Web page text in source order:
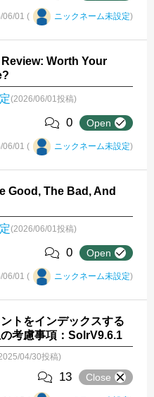
06/01 ( ニックネーム未設定)
Worth Your
(2026/06/01投稿)
0 Open
06/01 ( ニックネーム未設定)
Good, The Bad, And
(2026/06/01投稿)
0 Open
06/01 ( ニックネーム未設定)
トをインデックスする
考慮事項：SolrV9.6.1
04/30投稿)
13 Close